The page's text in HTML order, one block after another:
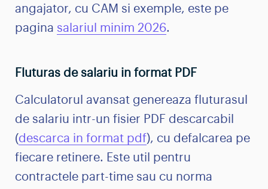
angajator, cu CAM si exemple, este pe
pagina salariul minim 2026.
Fluturas de salariu in format PDF
Calculatorul avansat genereaza fluturasul
de salariu intr-un fisier PDF descarcabil
(descarca in format pdf), cu defalcarea pe
fiecare retinere. Este util pentru
contractele part-time sau cu norma